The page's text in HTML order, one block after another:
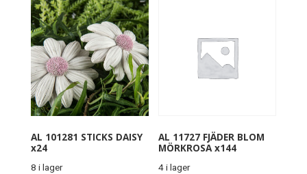
AL 101281 STICKS DAISY
x24
8 i lager
AL 11727 FJÄDER BLOM
MÖRKROSA x144
4 i lager